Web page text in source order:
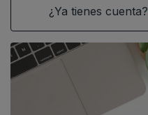
¿Ya tienes cuenta?